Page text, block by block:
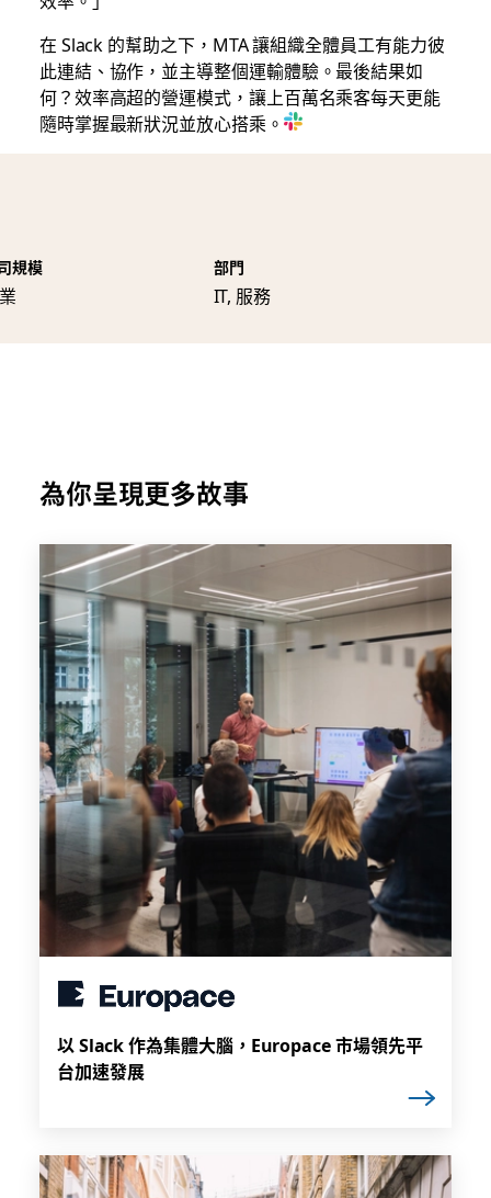
在 Slack 的幫助之下，MTA 讓組織全體員工有能力彼
此連結、協作，並主導整個運輸體驗。最後結果如
何？效率高超的營運模式，讓上百萬名乘客每天更能
隨時掌握最新狀況並放心搭乘。
規模 部門
IT, 服務
為你呈現更多故事
以 Slack 作為集體大腦，Europace 市場領先平
台加速發展